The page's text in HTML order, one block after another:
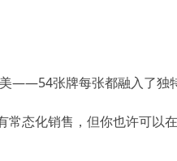
美——54张牌每张都融入了独
常态化销售，但你也许可以